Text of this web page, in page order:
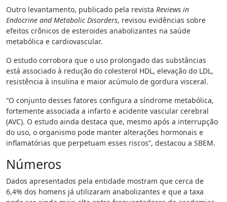
Outro levantamento, publicado pela revista Reviews in
Endocrine and Metabolic Disorders, revisou evidências sobre
efeitos crônicos de esteroides anabolizantes na saúde
metabólica e cardiovascular.
O estudo corrobora que o uso prolongado das substâncias
está associado à redução do colesterol HDL, elevação do LDL,
resistência à insulina e maior acúmulo de gordura visceral.
“O conjunto desses fatores configura a síndrome metabólica,
fortemente associada a infarto e acidente vascular cerebral
(AVC). O estudo ainda destaca que, mesmo após a interrupção
do uso, o organismo pode manter alterações hormonais e
inflamatórias que perpetuam esses riscos”, destacou a SBEM.
Números
Dados apresentados pela entidade mostram que cerca de
6,4% dos homens já utilizaram anabolizantes e que a taxa